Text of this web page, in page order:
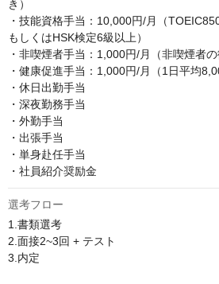
き）
・技能資格手当：10,000円/月（
もしくはHSK検定6級以上）
・非喫煙者手当：1,000円/月（非喫煙者の
・健康促進手当：1,000円/月（1日平均
・休日出勤手当
・深夜勤務手当
・外勤手当
・出張手当
・単身赴任手当
・社員紹介奨励金
選考フロー
1.書類選考
2.面接2~3回 + テスト
3.内定